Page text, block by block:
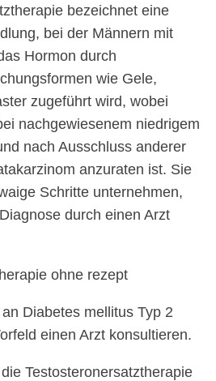
bezeichnet eine
bei der Männern mit
Hormon durch
wie Gele,
zugeführt wird, wobei
nachgewiesenem niedrigem
nach Ausschluss anderer
anzuraten ist. Sie
Schritte unternehmen,
durch einen Arzt
Diabetes mellitus Typ 2
einen Arzt konsultieren.
Testosteronersatztherapie